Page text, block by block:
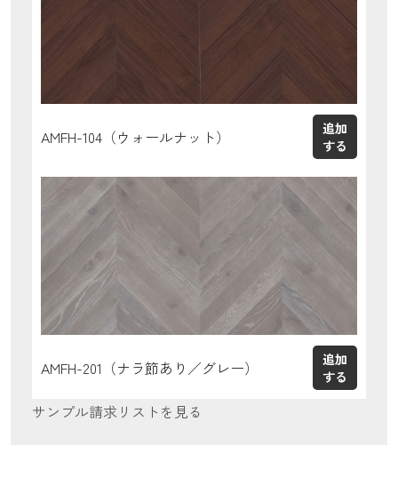
AMFH-104（ウォールナット）
AMFH-201（ナラ節あり／グレー）
サンプル請求リストを見る